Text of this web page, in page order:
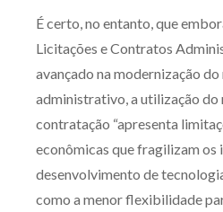
É certo, no entanto, que
Licitações e Contratos
avançado na modernização
administrativo, a utilização do
contratação “apresenta
econômicas que fragilizam os
desenvolvimento de
como a menor flexibilidade